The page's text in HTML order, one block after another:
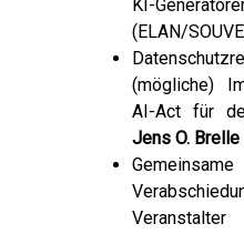
KI-
(ELAN/
(mögliche)
AI-Act für
Jens O. Brelle
Veranstalter